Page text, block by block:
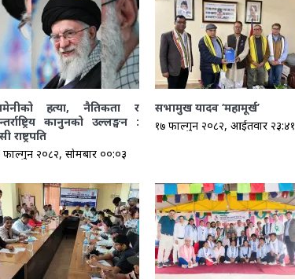
हत्या, नैतिकता र
कानुनको उल्लङ्घन :
राष्ट्रपति
फाल्गुन २०८२, सोमबार ००:०३
सभामुख यादव ‘महामूर्ख’
१७ फाल्गुन २०८२, आईतवार २३:४१